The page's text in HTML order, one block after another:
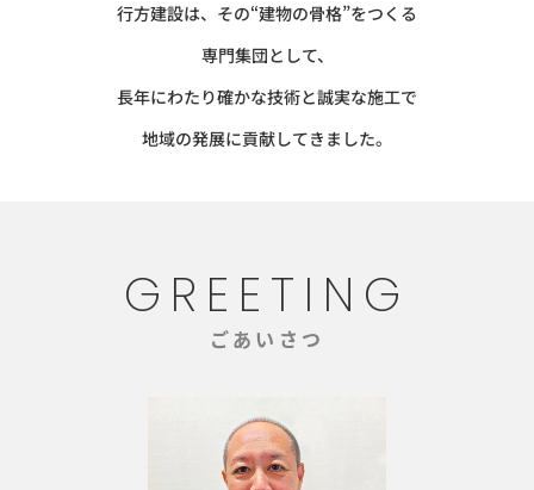
行方建設は、その“建物の骨格”をつくる
専門集団として、
長年にわたり確かな技術と誠実な施工で
地域の発展に貢献してきました。
GREETING
ごあいさつ